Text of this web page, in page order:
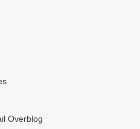
Overblog